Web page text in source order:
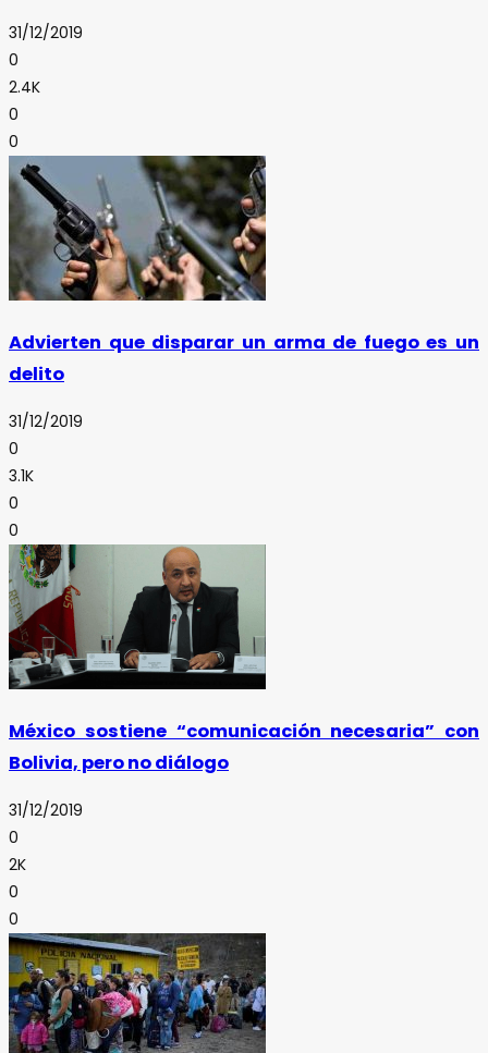
31/12/2019
0
2.4K
0
0
Advierten que disparar un arma de fuego es un
delito
31/12/2019
0
3.1K
0
0
México sostiene “comunicación necesaria” con
Bolivia, pero no diálogo
31/12/2019
0
2K
0
0